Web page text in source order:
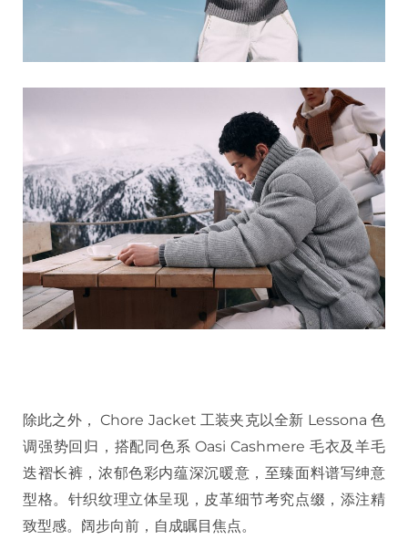
除此之外， Chore Jacket 工装夹克以全新 Lessona 色
调强势回归，搭配同色系 Oasi Cashmere 毛衣及羊毛
迭褶长裤，浓郁色彩内蕴深沉暖意，至臻面料谱写绅意
型格。针织纹理立体呈现，皮革细节考究点缀，添注精
致型感。阔步向前，自成瞩目焦点。